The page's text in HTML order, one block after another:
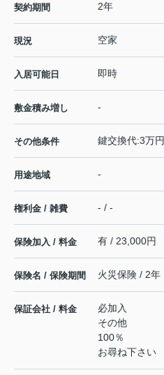
契約期間 2年
現況 空家
入居可能日 即時
敷金積み増し -
その他条件 鍵交換代:3万円
用途地域 -
権利金 / 雑費 - / -
保険加入 / 料金 有 / 23,000円
保険名 / 保険期間 火災保険 / 2年
保証会社 / 料金
必加入
その他
100％
お尋ね下さい